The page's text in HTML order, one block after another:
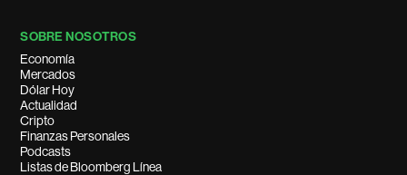
SOBRE NOSOTROS
Economía
Mercados
Dólar Hoy
Actualidad
Cripto
Finanzas Personales
Podcasts
Listas de Bloomberg Línea